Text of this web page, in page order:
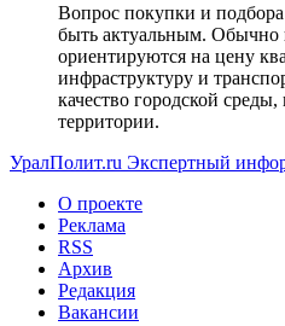
Вопрос покупки и
быть актуальным. Обычно
ориентируются на цену
инфраструктуру и
качество городской
территории.
УралПолит.ru Экспертный
О проекте
Реклама
RSS
Архив
Редакция
Вакансии